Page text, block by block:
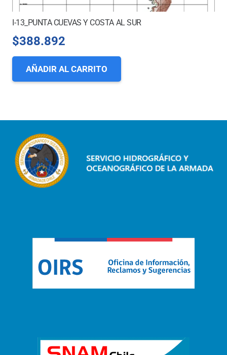
I-13_PUNTA CUEVAS Y COSTA AL SUR
$388.892
AÑADIR AL CARRITO